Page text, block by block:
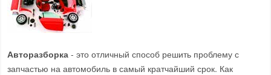
Авторазборка - это отличный способ решить проблему с
запчастью на автомобиль в самый кратчайший срок. Как